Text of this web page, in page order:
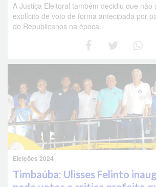
A Justiça Eleitoral também decidiu que não
explícito de voto de forma antecipada por
do Republicanos na época.
Eleições 2024
Timbaúba: Ulisses Felinto